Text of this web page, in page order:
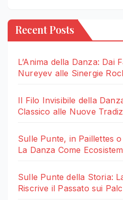
Recent Posts
L’Anima della Danza: Dai
Nureyev alle Sinergie
Il Filo Invisibile della
Classico alle Nuove
Sulle Punte, in Paillettes
La Danza Come
Sulle Punte della Storia:
Riscrive il Passato sui